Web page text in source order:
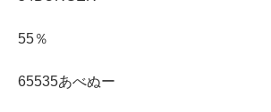
55％
65535あべぬー